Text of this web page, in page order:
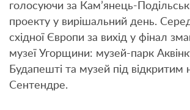
голосуючи за Кам’янець-
проекту у вирішальний день.
східної Європи за вихід у фінал
музеї Угорщини: музей-парк
Будапешті та музей під відкритим
Сентендре.